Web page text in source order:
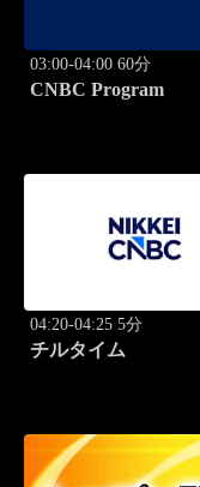
03:00-04:00 60分
CNBC Program
04:20-04:25 5分
チルタイム